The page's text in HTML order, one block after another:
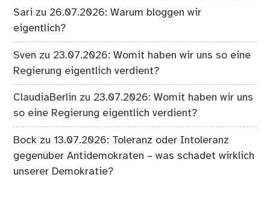
Sari zu 26.07.2026: Warum bloggen wir
eigentlich?
Sven zu 23.07.2026: Womit haben wir uns so eine
Regierung eigentlich verdient?
ClaudiaBerlin zu 23.07.2026: Womit haben wir uns
so eine Regierung eigentlich verdient?
Bock zu13.07.2026: Toleranz oder Intoleranz
gegenüber Antidemokraten – was schadet wirklich
unserer Demokratie?